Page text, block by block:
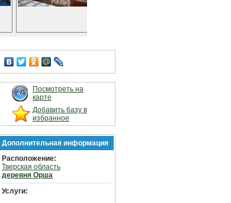
Посмотреть на
карте
Добавить базу в
избранное
Дополнительная информация
Расположение:
Тверская область
деревня Орша
Услуги: